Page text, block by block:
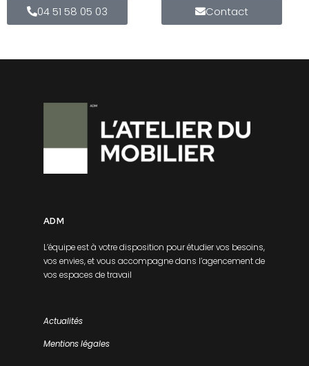
04 51 58 05 03 Contact
ADM
L’équipe est à votre disposition pour étudier vos besoins,
vos envies, et vous accompagne dans l’agencement de
vos espaces de travail
Actualités
Mentions légales